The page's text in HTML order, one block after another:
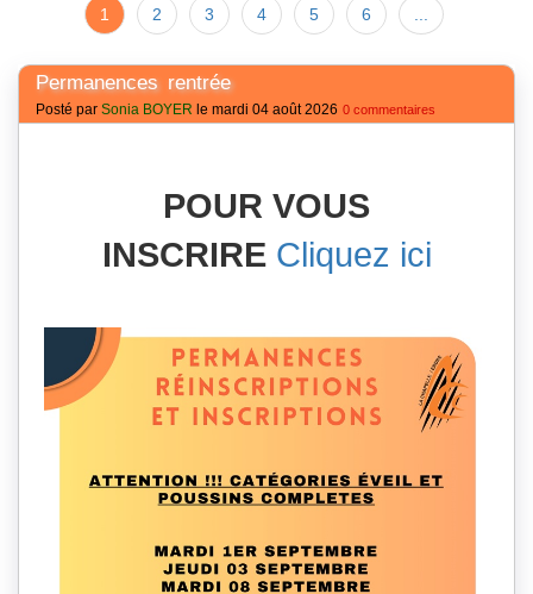
1 2 3 4 5 6
Permanences rentrée
Posté par Sonia BOYER le mardi 04 août 2026 0 commentaires
POUR VOUS
INSCRIRE Cliquez ici